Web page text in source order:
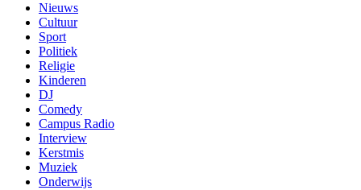
Nieuws
Cultuur
Sport
Politiek
Religie
Kinderen
DJ
Comedy
Campus Radio
Interview
Kerstmis
Muziek
Onderwijs